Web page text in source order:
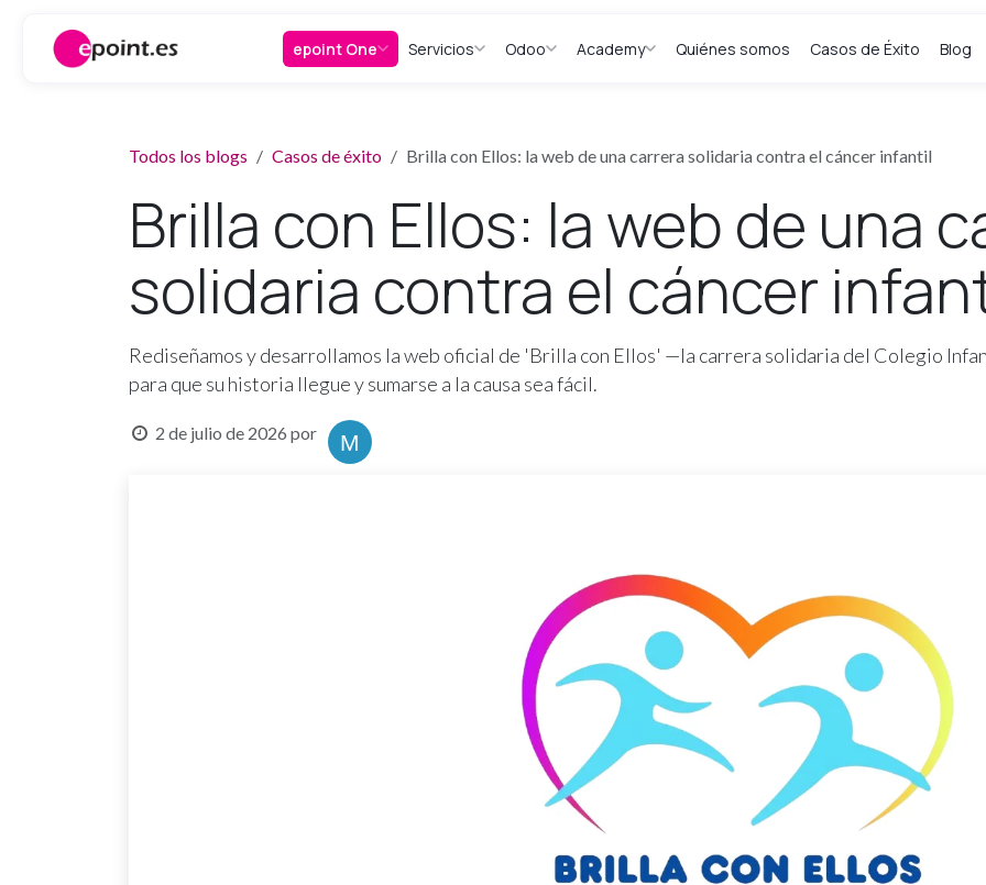
epoint One Servicios Odoo Academy Quiénes somos Casos de Éxito Blog
Todos los blogs Casos de éxito Brilla con Ellos: la web de una carrera solidaria contra el cáncer infantil
Brilla con Ellos: la web de una
solidaria contra el cáncer
Rediseñamos y desarrollamos la web oficial de 'Brilla con Ellos' —la carrera solidaria del Colegio
para que su historia llegue y sumarse a la causa sea fácil.
2 de julio de 2026 por